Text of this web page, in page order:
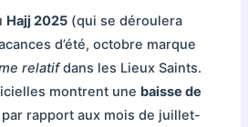
Hajj 2025 (qui se déroulera
d’été, octobre marque
relatifdans les Lieux Saints.
montrent une baisse de
par rapport aux mois de juillet-